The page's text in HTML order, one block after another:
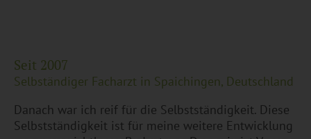
Seit 2007
Selb­stän­di­ger Fach­arzt in Spai­chin­gen, Deutsch­land
Da­nach war ich reif für die Selbst­stän­dig­keit. Diese
Selbst­stän­dig­keit ist für meine wei­te­re Ent­wick­lung